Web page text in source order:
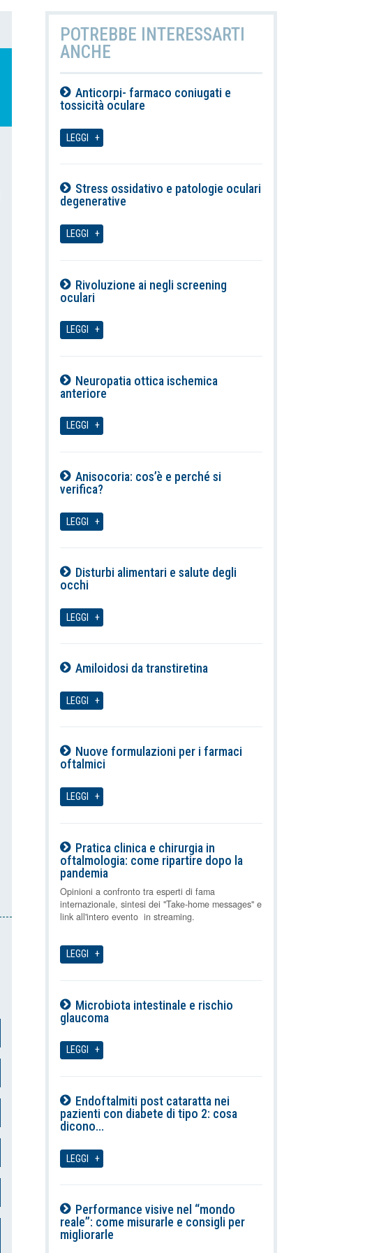
POTREBBE INTERESSARTI
ANCHE
Anticorpi- farmaco coniugati e
tossicità oculare
LEGGI
Stress ossidativo e patologie oculari
degenerative
LEGGI
Rivoluzione ai negli screening
oculari
LEGGI
Neuropatia ottica ischemica
anteriore
LEGGI
Anisocoria: cos’è e perché si
verifica?
LEGGI
Disturbi alimentari e salute degli
occhi
LEGGI
Amiloidosi da transtiretina
LEGGI
Nuove formulazioni per i farmaci
oftalmici
LEGGI
Pratica clinica e chirurgia in
oftalmologia: come ripartire dopo la
pandemia
07-08-2026
Opinioni a confronto tra esperti di fama
internazionale, sintesi dei "Take-home messages" e
link all'intero evento in streaming.
LEGGI
Microbiota intestinale e rischio
glaucoma
LEGGI
Endoftalmiti post cataratta nei
pazienti con diabete di tipo 2: cosa
dicono...
LEGGI
Performance visive nel “mondo
reale”: come misurarle e consigli per
migliorarle